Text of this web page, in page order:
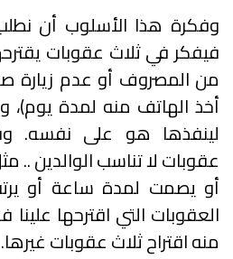
وفكرة هذا الأسلوب أن
فيفكر في ثلاث عقوبات
من المصروف أو عدم زيارة
أخذ الهاتف منه لمدة يوم)،
لينفذها هو على نفسه.
عقوبات لا تناسب الوالدين ..
أو يصمت لمدة ساعة أو
العقوبات التي اقترحها
منه اقتراح ثلاث عقوبات غيرها.